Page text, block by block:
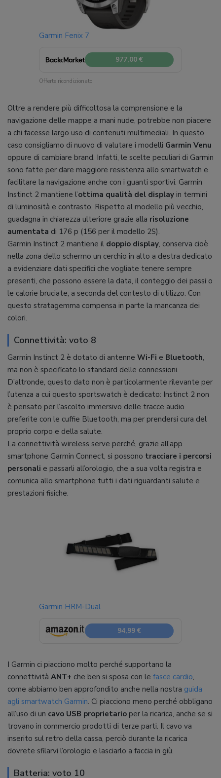
Garmin Fenix 7
977,00 €
Offerte ricondizionato
Oltre a rendere più difficoltosa la comprensione e la
navigazione delle mappe a mani nude, potrebbe non piacere
a chi facesse largo uso di contenuti multimediali. In questo
caso consigliamo di nuovo di valutare i modelli Garmin Venu
oppure di cambiare brand. Infatti, le scelte peculiari di Garmin
sono fatte per dare maggiore resistenza allo smartwatch e
facilitare la navigazione anche con i guanti sportivi. Garmin
Instinct 2 mantiene l’ottima qualità del display in termini
di luminosità e contrasto. Rispetto al modello più vecchio,
guadagna in chiarezza ulteriore grazie alla risoluzione
aumentata di 176 p (156 per il modello 2S).
Garmin Instinct 2 mantiene il doppio display, conserva cioè
nella zona dello schermo un cerchio in alto a destra dedicato
a evidenziare dati specifici che vogliate tenere sempre
presenti, che possono essere la data, il conteggio dei passi o
le calorie bruciate, a seconda del contesto di utilizzo. Con
questo stratagemma compensa in parte la mancanza dei
colori.
Connettività: voto 8
Garmin Instinct 2 è dotato di antenne Wi-Fi e Bluetooth,
ma non è specificato lo standard delle connessioni.
D’altronde, questo dato non è particolarmente rilevante per
l’utenza a cui questo sportswatch è dedicato: Instinct 2 non
è pensato per l’ascolto immersivo delle tracce audio
preferite con le cuffie Bluetooth, ma per prendersi cura del
proprio corpo e della salute.
La connettività wireless serve perché, grazie all’app
smartphone Garmin Connect, si possono tracciare i percorsi
personali e passarli all’orologio, che a sua volta registra e
comunica allo smartphone tutti i dati riguardanti salute e
prestazioni fisiche.
Garmin HRM-Dual
94,99 €
I Garmin ci piacciono molto perché supportano la
connettività ANT+ che ben si sposa con le fasce cardio,
come abbiamo ben approfondito anche nella nostra guida
agli smartwatch Garmin. Ci piacciono meno perché obbligano
all’uso di un cavo USB proprietario per la ricarica, anche se si
trovano in commercio prodotti di terze parti. Il cavo va
inserito sul retro della cassa, perciò durante la ricarica
dovrete sfilarvi l’orologio e lasciarlo a faccia in giù.
Batteria: voto 10